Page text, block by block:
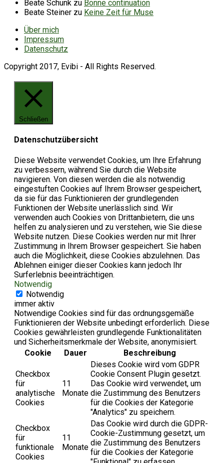
Beate Schunk zu Bonne continuation
Beate Steiner zu Keine Zeit für Muse
Über mich
Impressum
Datenschutz
Copyright 2017, Evibi - All Rights Reserved.
Schließen
Datenschutzübersicht
Diese Website verwendet Cookies, um Ihre Erfahrung
zu verbessern, während Sie durch die Website
navigieren. Von diesen werden die als notwendig
eingestuften Cookies auf Ihrem Browser gespeichert,
da sie für das Funktionieren der grundlegenden
Funktionen der Website unerlässlich sind. Wir
verwenden auch Cookies von Drittanbietern, die uns
helfen zu analysieren und zu verstehen, wie Sie diese
Website nutzen. Diese Cookies werden nur mit Ihrer
Zustimmung in Ihrem Browser gespeichert. Sie haben
auch die Möglichkeit, diese Cookies abzulehnen. Das
Ablehnen einiger dieser Cookies kann jedoch Ihr
Surferlebnis beeinträchtigen.
Notwendig
Notwendig
immer aktiv
Notwendige Cookies sind für das ordnungsgemäße
Funktionieren der Website unbedingt erforderlich. Diese
Cookies gewährleisten grundlegende Funktionalitäten
und Sicherheitsmerkmale der Website, anonymisiert.
Cookie
Dauer Beschreibung
Checkbox
für
analytische
Cookies
11
Monate
Dieses Cookie wird vom GDPR
Cookie Consent Plugin gesetzt.
Das Cookie wird verwendet, um
die Zustimmung des Benutzers
für die Cookies der Kategorie
"Analytics" zu speichern.
Checkbox
für
funktionale
Cookies
11
Monate
Das Cookie wird durch die GDPR-
Cookie-Zustimmung gesetzt, um
die Zustimmung des Benutzers
für die Cookies der Kategorie